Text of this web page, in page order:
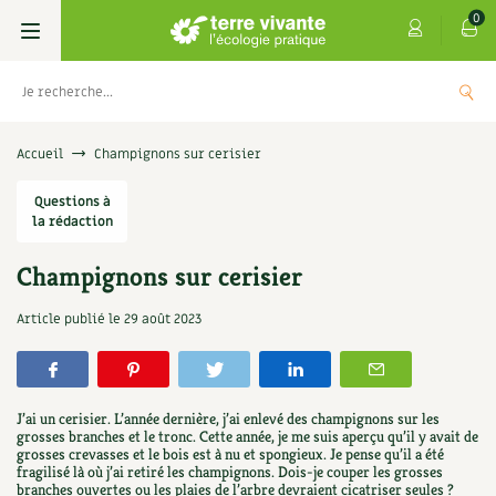
0
Livres
Permaculture, Jardin bio
Verger, arbres
Petit élevage
Aménagement jardin
Les 4 saisons
Se réabonner
Offrir un abonnement
Les numéros
4 saisons
Graines, semences
Potagères
Aromatiques
Florales
Cartes cadeau
Centre Terre vivante
Découvrir le Centre
Visiter en famille, entre amis
Infos & conseils
Jardin bio
Parole libre
Accueil Champignons sur cerisier
Questions à
la rédaction
Champignons sur cerisier
Article publié le 29 août 2023
J’ai un cerisier. L’année dernière, j’ai enlevé des champignons sur les
grosses branches et le tronc. Cette année, je me suis aperçu qu’il y avait de
grosses crevasses et le bois est à nu et spongieux. Je pense qu’il a été
fragilisé là où j’ai retiré les champignons. Dois-je couper les grosses
branches ouvertes ou les plaies de l’arbre devraient cicatriser seules ?
0,00€